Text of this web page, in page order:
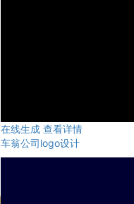
在线生成 查看详情
车翁公司logo设计